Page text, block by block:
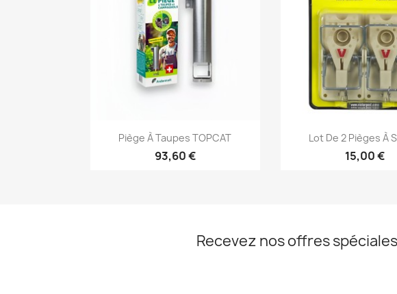
 Aperçu rapide
Piège À Taupes TOPCAT
93,60 €
Aperçu
Lot De 2 Pièges À
15,00 €
Recevez nos offres spéciales